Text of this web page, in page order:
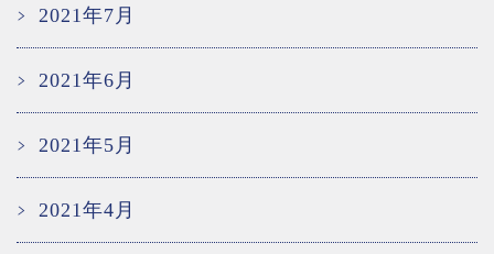
2021年7月
2021年6月
2021年5月
2021年4月